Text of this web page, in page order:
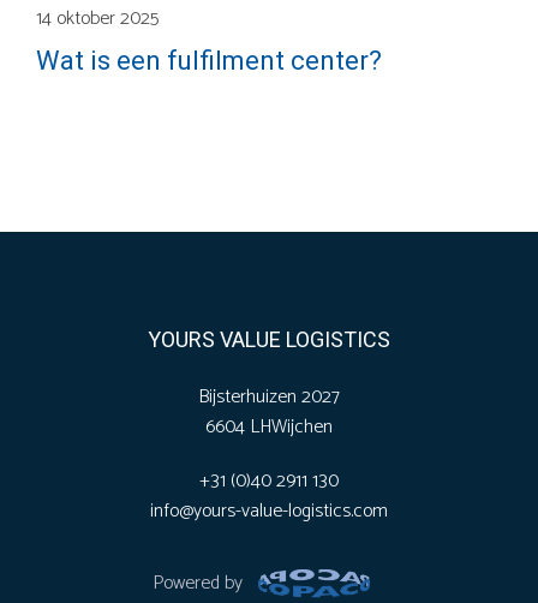
14 oktober 2025
Wat is een fulfilment center?
YOURS VALUE LOGISTICS
Bijsterhuizen 2027
6604 LHWijchen
+31 (0)40 2911 130
info@yours-value-logistics.com
Powered by